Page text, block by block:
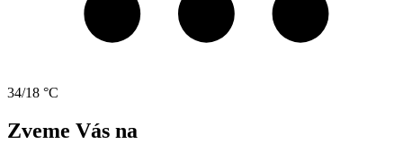
34/18 °C
Zveme Vás na